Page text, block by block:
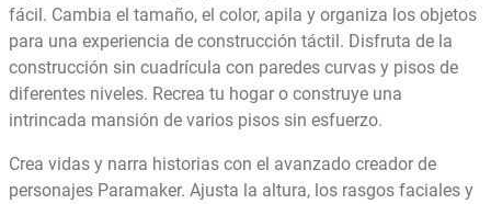
fácil. Cambia el tamaño, el color, apila y organiza los objetos
para una experiencia de construcción táctil. Disfruta de la
construcción sin cuadrícula con paredes curvas y pisos de
diferentes niveles. Recrea tu hogar o construye una
intrincada mansión de varios pisos sin esfuerzo.
Crea vidas y narra historias con el avanzado creador de
personajes Paramaker. Ajusta la altura, los rasgos faciales y